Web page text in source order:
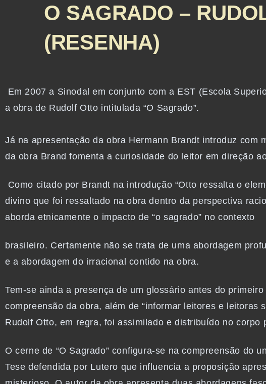
O SAGRADO –
(RESENHA)
Em 2007 a Sinodal em conjunto com a EST (Escola
a obra de Rudolf Otto intitulada “O Sagrado”.
Já na apresentação da obra Hermann Brandt introduz
da obra Brand fomenta a curiosidade do leitor em direção
Como citado por Brandt na introdução “Otto ressalta o
divino que foi ressaltado na obra dentro da perspectiva
aborda etnicamente o impacto de “o sagrado” no contexto
brasileiro. Certamente não se trata de uma abordagem
e a abordagem do irracional contido na obra.
Tem-se ainda a presença de um glossário antes do
compreensão da obra, além de “informar leitores e
Rudolf Otto, em regra, foi assimilado e distribuído no corpo
O cerne de “O Sagrado” configura-se na compreensão do
Tese defendida por Lutero que influencia a proposição